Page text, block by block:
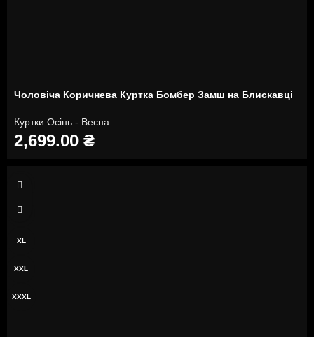
Чоловіча Коричнева Куртка Бомбер Замш на ​​Блискавці
Куртки Осінь - Весна
2,699.00 ₴
M
L
XL
XXL
XXXL